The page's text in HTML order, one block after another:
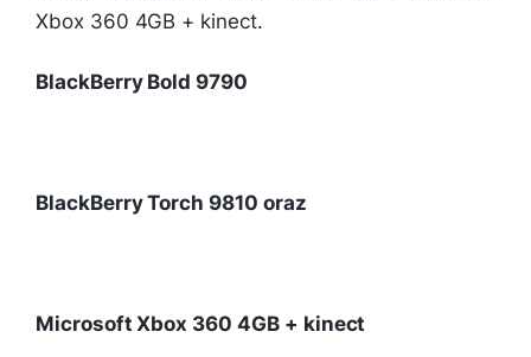
Xbox 360 4GB + kinect.
BlackBerry Bold 9790
BlackBerry Torch 9810 oraz
Microsoft Xbox 360 4GB + kinect